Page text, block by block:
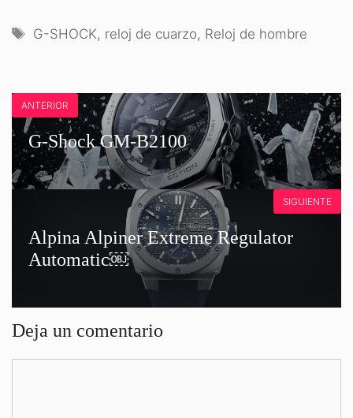
(TWITTER)
Etiquetas
G-SHOCK, reloj de cuarzo, Reloj de hombre
ANTERIOR
G-Shock GM-B2100
Alpina Alpiner Extreme Regulator
Automatic￼
SIGUIENTE
Deja un comentario